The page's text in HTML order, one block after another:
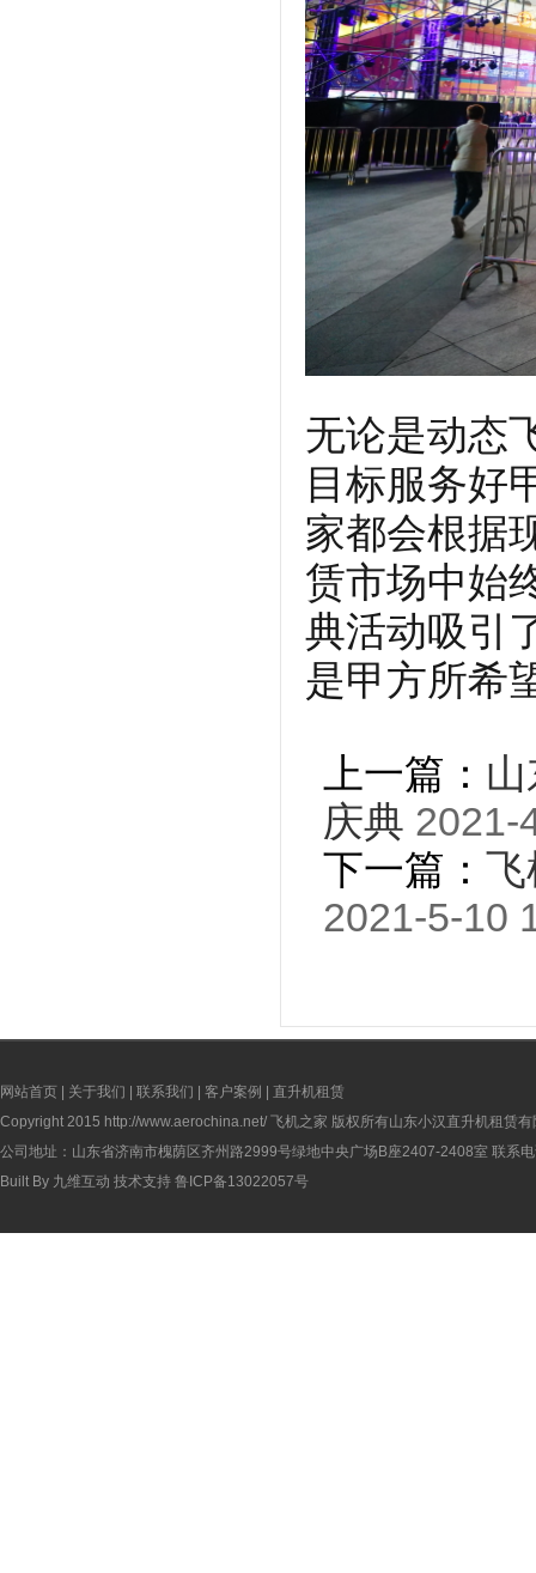
无论是动态
目标服务好
家都会根据
赁市场中始
典活动吸引
是甲方所希
上一篇：
庆典 2021-
下一篇： 飞
2021-5-10
网站首页 关于我们 联系我们 客户案例
直升机租赁
Copyright 2015 http://www.aerochina.net/ 飞机之家 版权所有山东小汉直升机租赁有
公司地址：山东省济南市槐荫区齐州路2999号绿地中央广场B座2407-2408室 联系
Built By 九维互动 技术支持 鲁ICP备13022057号